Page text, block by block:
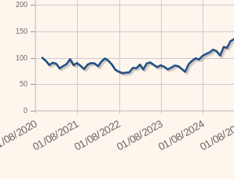
0
50
100
150
200